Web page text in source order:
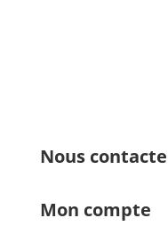
Nous
Mon compte